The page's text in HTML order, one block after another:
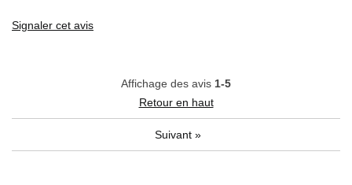
Signaler cet avis
Affichage des avis 1-5
Retour en haut
Suivant »